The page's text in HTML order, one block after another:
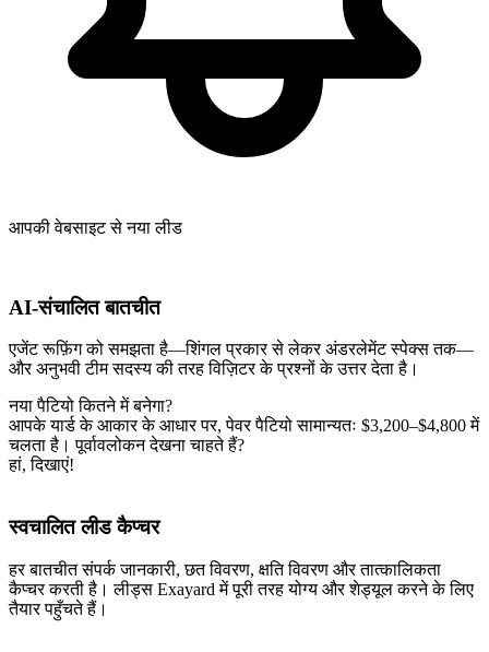
आपकी वेबसाइट से नया लीड
AI-संचालित बातचीत
एजेंट रूफ़िंग को समझता है—शिंगल प्रकार से लेकर अंडरलेमेंट स्पेक्स तक—
और अनुभवी टीम सदस्य की तरह विज़िटर के प्रश्नों के उत्तर देता है।
नया पैटियो कितने में बनेगा?
आपके यार्ड के आकार के आधार पर, पेवर पैटियो सामान्यतः $3,200–$4,800 में
चलता है। पूर्वावलोकन देखना चाहते हैं?
हां, दिखाएं!
स्वचालित लीड कैप्चर
हर बातचीत संपर्क जानकारी, छत विवरण, क्षति विवरण और तात्कालिकता
कैप्चर करती है। लीड्स Exayard में पूरी तरह योग्य और शेड्यूल करने के लिए
तैयार पहुँचते हैं।